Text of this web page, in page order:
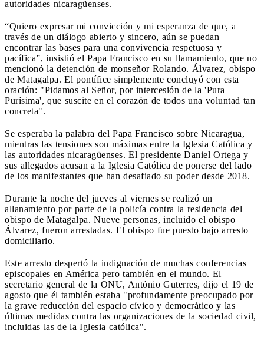
autoridades nicaragüenses.
“Quiero expresar mi convicción y mi esperanza de que, a
través de un diálogo abierto y sincero, aún se puedan
encontrar las bases para una convivencia respetuosa y
pacífica”, insistió el Papa Francisco en su llamamiento, que no
mencionó la detención de monseñor Rolando. Álvarez, obispo
de Matagalpa. El pontífice simplemente concluyó con esta
oración: "Pidamos al Señor, por intercesión de la 'Pura
Purísima', que suscite en el corazón de todos una voluntad tan
concreta".
Se esperaba la palabra del Papa Francisco sobre Nicaragua,
mientras las tensiones son máximas entre la Iglesia Católica y
las autoridades nicaragüenses. El presidente Daniel Ortega y
sus allegados acusan a la Iglesia Católica de ponerse del lado
de los manifestantes que han desafiado su poder desde 2018.
Durante la noche del jueves al viernes se realizó un
allanamiento por parte de la policía contra la residencia del
obispo de Matagalpa. Nueve personas, incluido el obispo
Álvarez, fueron arrestadas. El obispo fue puesto bajo arresto
domiciliario.
Este arresto despertó la indignación de muchas conferencias
episcopales en América pero también en el mundo. El
secretario general de la ONU, António Guterres, dijo el 19 de
agosto que él también estaba "profundamente preocupado por
la grave reducción del espacio cívico y democrático y las
últimas medidas contra las organizaciones de la sociedad civil,
incluidas las de la Iglesia católica".